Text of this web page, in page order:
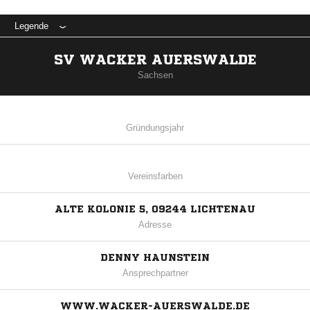
Legende
SV WACKER AUERSWALDE
Sachsen
Gründungsjahr
Vereinsfarben
ALTE KOLONIE 5, 09244 LICHTENAU
Adresse
DENNY HAUNSTEIN
Ansprechpartner
WWW.WACKER-AUERSWALDE.DE